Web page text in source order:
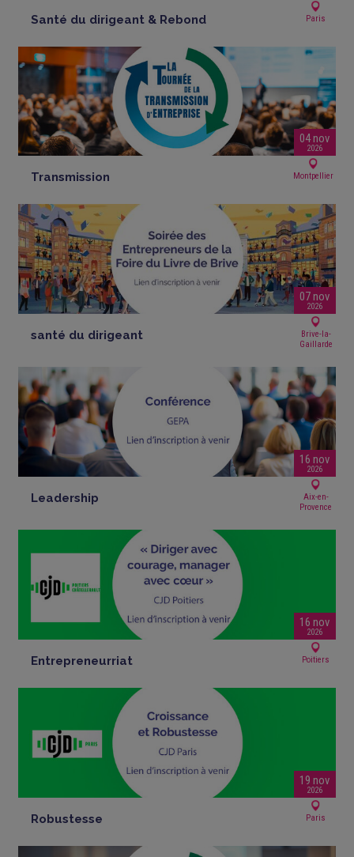
Santé du dirigeant & Rebond Paris
04 nov
2026
Transmission Montpellier
07 nov
2026
santé du dirigeant
Brive-la-
Gaillarde
16 nov
2026
Leadership
Aix-en-
Provence
16 nov
2026
Entrepreneurriat Poitiers
19 nov
2026
Robustesse Paris